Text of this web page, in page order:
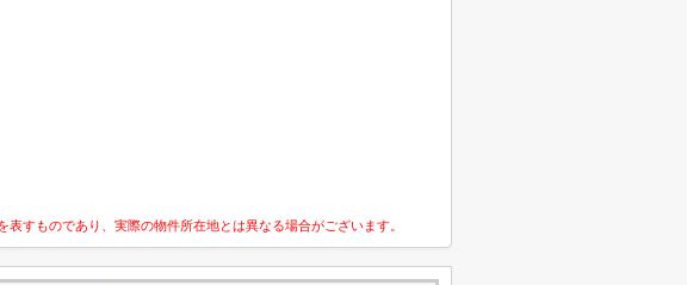
すものであり、実際の物件所在地とは異なる場合がございます。